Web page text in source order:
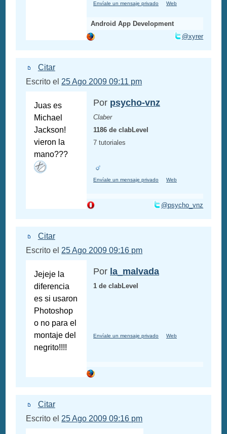
Envíale un mensaje privado Web
Android App Development
@xyrer
Citar
Escrito el 25 Ago 2009 09:11 pm
Juas es
Michael
Jackson!
vieron la
mano???
Por psycho-vnz
Claber
1186 de clabLevel
7 tutoriales
Envíale un mensaje privado Web
@psycho_vnz
Citar
Escrito el 25 Ago 2009 09:16 pm
Jejeje la
diferencia
es si usaron
Photoshop
o no para el
montaje del
negrito!!!!
Por la_malvada
1 de clabLevel
Envíale un mensaje privado Web
Citar
Escrito el 25 Ago 2009 09:16 pm